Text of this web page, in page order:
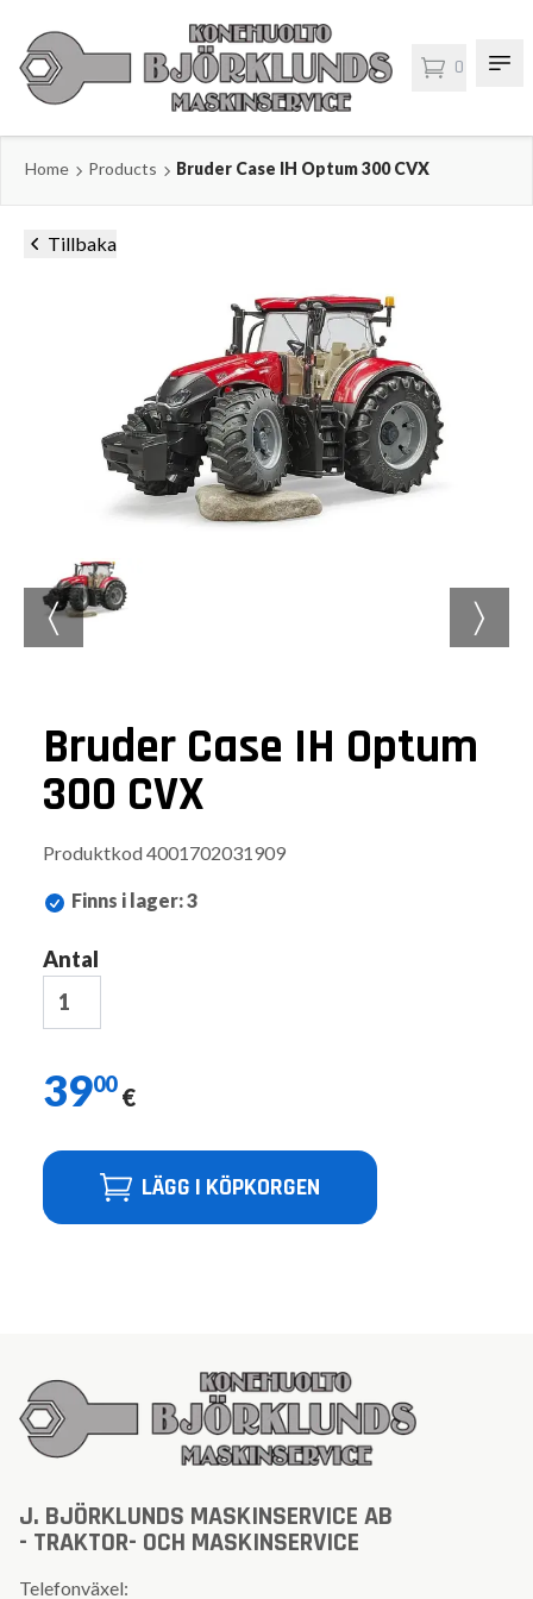
0
Home Products Bruder Case IH Optum 300 CVX
Tillbaka
〈 〉
Bruder Case IH Optum
300 CVX
Produktkod 4001702031909
Finns i lager:3
Antal
3900 €
LÄGG I KÖPKORGEN
J. BJÖRKLUNDS MASKINSERVICE AB
- TRAKTOR- OCH MASKINSERVICE
Telefonväxel: